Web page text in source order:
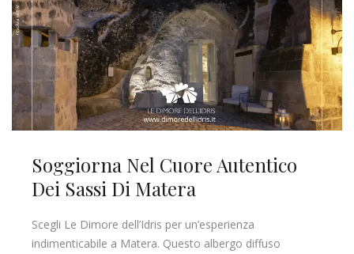
Soggiorna Nel Cuore Autentico
Dei Sassi Di Matera
Scegli Le Dimore dell’Idris per un’esperienza
indimenticabile a Matera. Questo albergo diffuso